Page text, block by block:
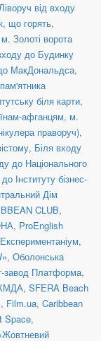
від входу
що горять,
м. Золоті ворота
до Будинку
МакДональдса,
біля карти,
афганцям, м.
праворуч),
, Біля входу
до Національного
Інституту бізнес-
Дім
CLUB,
, ProEnglish
Експериментаніум,
, Оболонська
завод Платформа,
, SFERA Beach
, Film.ua, Caribbean
Space,